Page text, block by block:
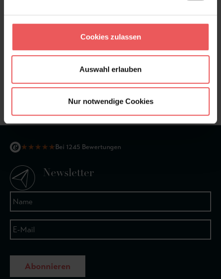
Cookies zulassen
Auswahl erlauben
Nur notwendige Cookies
★ ★ ★ ★ ★Bei 1245 Bewertungen
Newsletter
Abonnieren